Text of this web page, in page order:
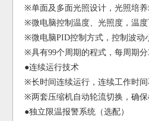
※单面及多面光照设计， 光照培
※微电脑控制温度、光照度， 温
※微电脑PID控制方式，控制波动
※具有99个周期的程式，每周期
●连续运行技术
※长时间连续运行，连续工作时
※两套压缩机自动轮流切换，确
●独立限温报警系统（选配）